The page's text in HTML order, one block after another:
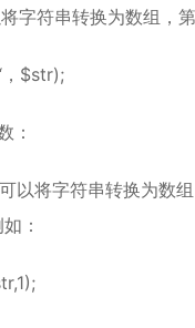
字符串转换为数组，
$str);
：
以将字符串转换为数
：